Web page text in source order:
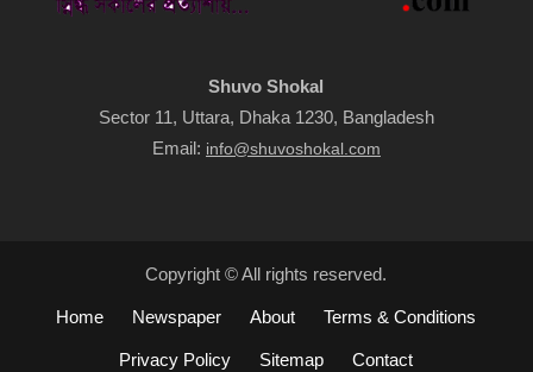
Shuvo Shokal
Sector 11, Uttara, Dhaka 1230, Bangladesh
Email: info@shuvoshokal.com
Copyright © All rights reserved.
Home Newspaper About Terms & Conditions
Privacy Policy Sitemap Contact